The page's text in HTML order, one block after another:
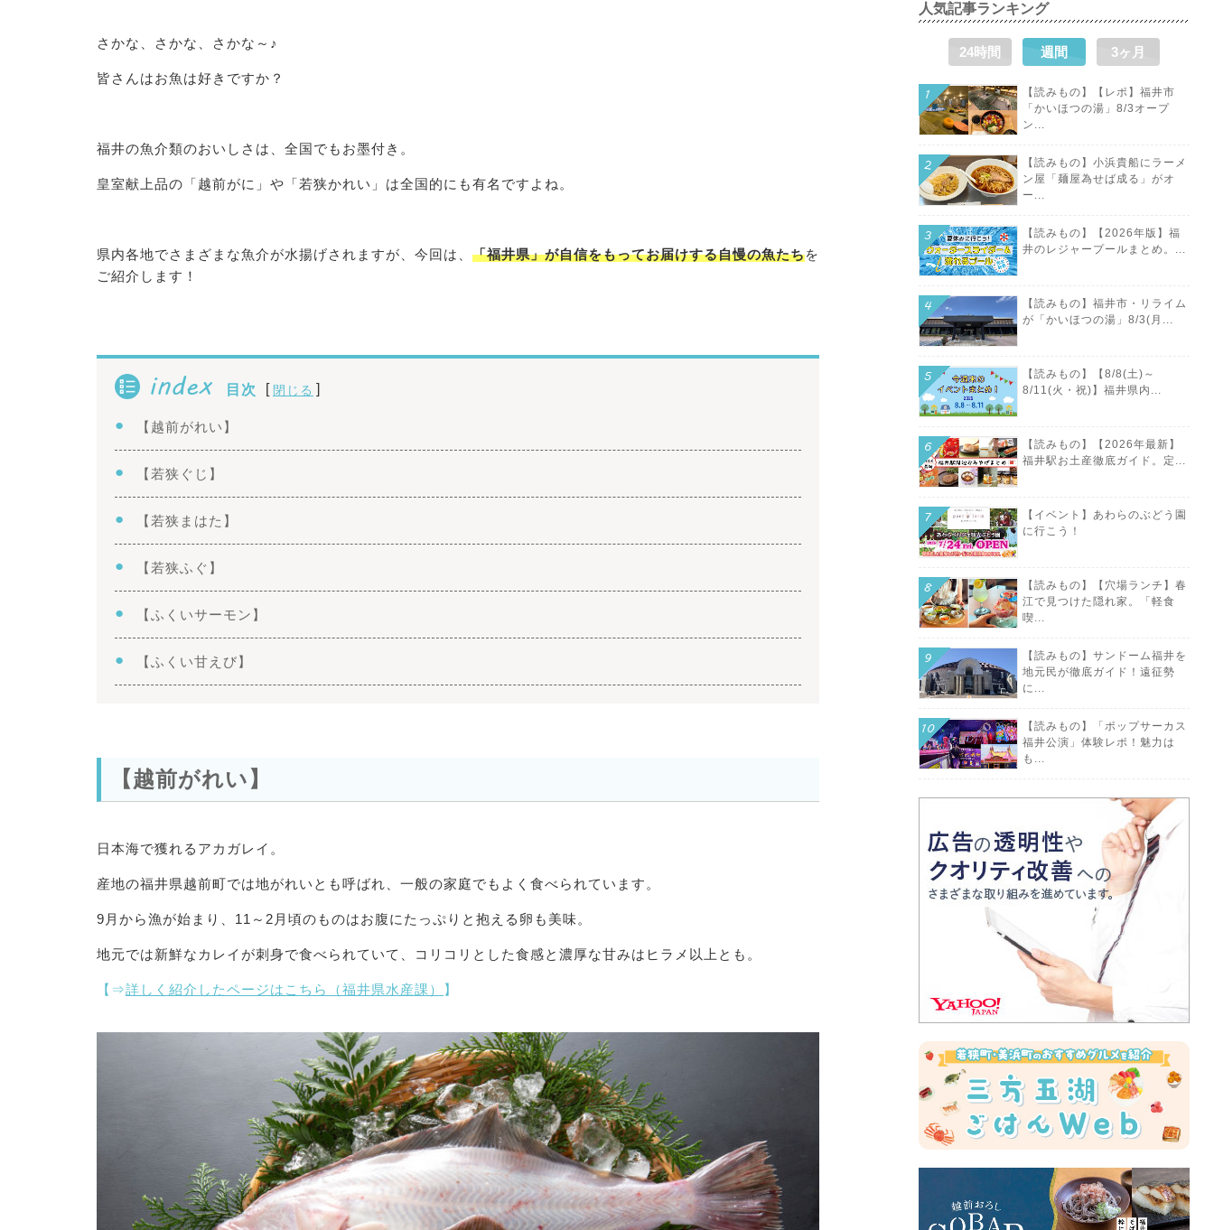
さかな、さかな、さかな～♪
皆さんはお魚は好きですか？
福井の魚介類のおいしさは、全国でもお墨付き。
皇室献上品の「越前がに」や「若狭かれい」は全国的にも有名ですよね。
県内各地でさまざまな魚介が水揚げされますが、今回は、 「福井県」が自信をもってお届けする自慢の魚たちを
ご紹介します！
index 目次 [ 閉じる ]
【越前がれい】
【若狭ぐじ】
【若狭まはた】
【若狭ふぐ】
【ふくいサーモン】
【ふくい甘えび】
【越前がれい】
日本海で獲れるアカガレイ。
産地の福井県越前町では地がれいとも呼ばれ、一般の家庭でもよく食べられています。
9月から漁が始まり、11～2月頃のものはお腹にたっぷりと抱える卵も美味。
地元では新鮮なカレイが刺身で食べられていて、コリコリとした食感と濃厚な甘みはヒラメ以上とも。
【⇒詳しく紹介したページはこちら（福井県水産課） 】
人気記事ランキング
24時間 週間 3ヶ月
【読みもの】【レポ】福井市
「かいほつの湯」8/3オープ
ン...
【読みもの】小浜貴船にラーメ
ン屋「麺屋為せば成る」がオ
ー...
【読みもの】【2026年版】福
井のレジャープールまとめ。...
【読みもの】福井市・リライム
が「かいほつの湯」8/3(月...
【読みもの】【8/8(土)～
8/11(火・祝)】福井県内...
【読みもの】【2026年最新】
福井駅お土産徹底ガイド。定...
【イベント】あわらのぶどう園
に行こう！
【読みもの】【穴場ランチ】春
江で見つけた隠れ家。「軽食
喫...
【読みもの】サンドーム福井を
地元民が徹底ガイド！遠征勢
に...
【読みもの】「ポップサーカス
福井公演」体験レポ！魅力は
も...